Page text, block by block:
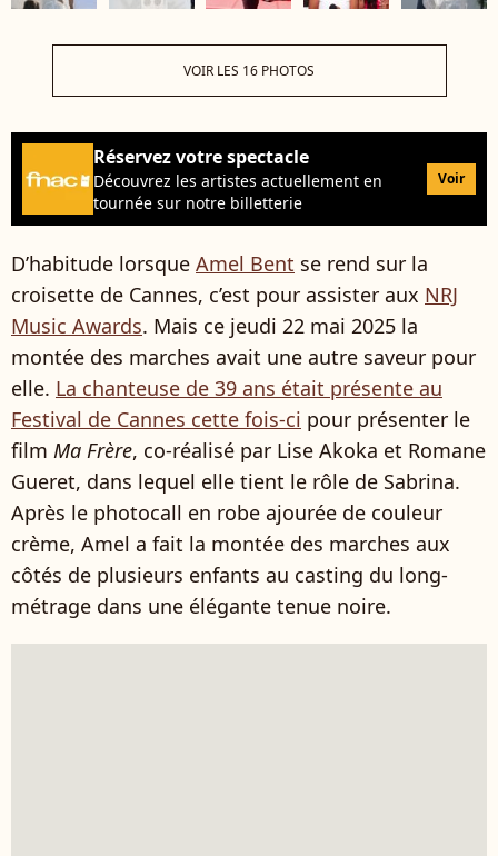
VOIR LES 16 PHOTOS
Réservez votre spectacle
Découvrez les artistes actuellement en
tournée sur notre billetterie
Voir
D’habitude lorsque Amel Bent se rend sur la
croisette de Cannes, c’est pour assister aux NRJ
Music Awards. Mais ce jeudi 22 mai 2025 la
montée des marches avait une autre saveur pour
elle. La chanteuse de 39 ans était présente au
Festival de Cannes cette fois-ci pour présenter le
film Ma Frère, co-réalisé par Lise Akoka et Romane
Gueret, dans lequel elle tient le rôle de Sabrina.
Après le photocall en robe ajourée de couleur
crème, Amel a fait la montée des marches aux
côtés de plusieurs enfants au casting du long-
métrage dans une élégante tenue noire.